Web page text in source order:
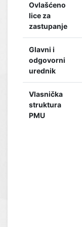
Ovlašćeno
lice za
zastupanje
Glavni i
odgovorni
urednik
Vlasnička
struktura
PMU